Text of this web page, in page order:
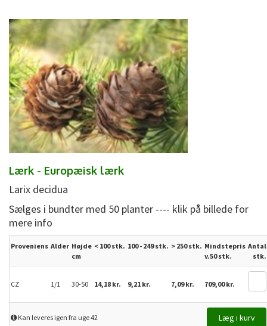
Lærk - Europæisk lærk
Larix decidua
Sælges i bundter med 50 planter ---- klik på billede for
mere info
Proveniens Alder Højde
cm
< 100 stk. 100 - 249 stk. > 250stk. Mindstepris
v.50 stk.
Antal
stk.
CZ 1/1 30-50 14,18 kr. 9,21 kr. 7,09 kr. 709,00 kr.
Kan leveres igen fra uge 42